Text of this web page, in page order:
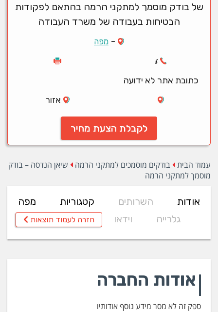
של בודק מוסמך למתקני הרמה בהתאם לפקודות
הבטיחות בעבודה של משרד העבודה
- מפה
כתובת אתר לא ידועה
אזור
לקבלת הצעת מחיר
עמוד הבית בודקים מוסמכים למתקני הרמה
שיאן הנדסה – בודק
מוסמך למתקני הרמה
אודות השרותים קטגוריות
מפה
גלרייה
וידאו חזרה לעמוד תוצאות
אודות החברה
ספק זה לא מסר מידע נוסף אודותיו